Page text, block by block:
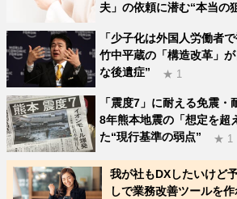
夫」の依頼に潜む“本当の
「少子化は外国人労働者
竹中平蔵の「構造改革」
な後遺症”
★ 1
「震度7」に耐える免震
8年熊本地震の「想定を超
た“現行基準の弱点”
★ 1
我が社もDXしたいけど
しで業務改善ツールを